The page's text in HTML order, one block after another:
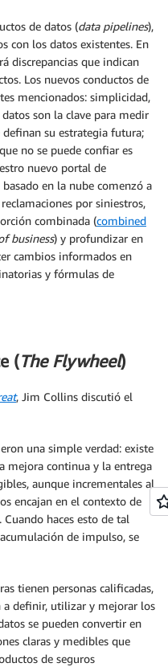
de datos (data pipelines),
con los datos existentes. En
discrepancias que indican
Los nuevos conductos de
mencionados: simplicidad,
son la clave para medir
su estrategia futura;
no se puede confiar es
nuevo portal de
en la nube comenzó a
por siniestros,
combinada (combined
business) y profundizar en
cambios informados en
y fórmulas de
(The Flywheel)
, Jim Collins discutió el
una simple verdad: existe
mejora continua y la entrega
aunque incrementales al
encajan en el contexto de
haces esto de tal
de impulso, se
tienen personas calificadas,
a definir, utilizar y mejorar los
se pueden convertir en
claras y medibles que
de seguros